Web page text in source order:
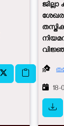
18-